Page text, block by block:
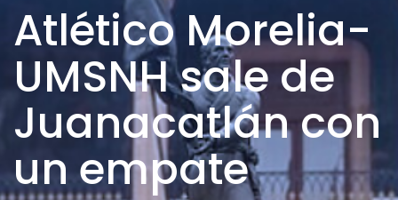
Atlético Morelia-
UMSNH sale de
Juanacatlán con
un empate